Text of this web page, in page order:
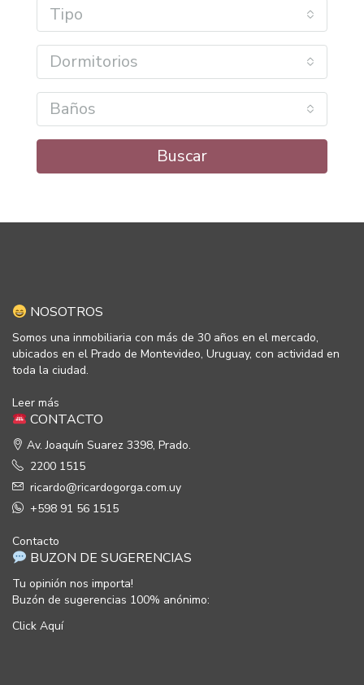
Tipo
Dormitorios
Baños
Buscar
NOSOTROS
Somos una inmobiliaria con más de 30 años en el mercado,
ubicados en el Prado de Montevideo, Uruguay, con actividad en
toda la ciudad.
Leer más
CONTACTO
Av. Joaquín Suarez 3398, Prado.
2200 1515
ricardo@ricardogorga.com.uy
+598 91 56 1515
Contacto
BUZON DE SUGERENCIAS
Tu opinión nos importa!
Buzón de sugerencias 100% anónimo:
Click Aquí